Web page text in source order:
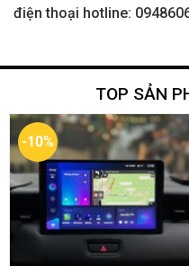
điện thoại hotline:
TOP SẢN
-10%